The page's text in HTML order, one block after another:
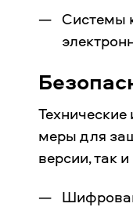
Системы
меры для
версии, так